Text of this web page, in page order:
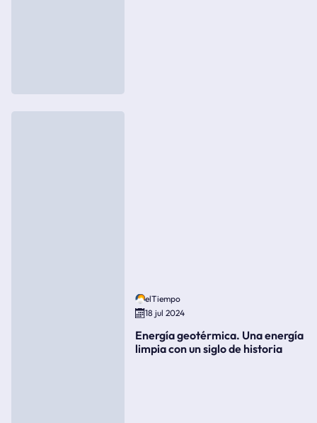
elTiempo
18 jul 2024
Energía geotérmica. Una energía
limpia con un siglo de historia